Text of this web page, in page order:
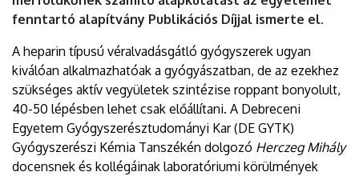
fenntartó alapítvány Publikációs Díjjal ismerte el.
A heparin típusú véralvadásgátló gyógyszerek ugyan
kiválóan alkalmazhatóak a gyógyászatban, de az ezekhez
szükséges aktív vegyületek szintézise roppant bonyolult,
40-50 lépésben lehet csak előállítani. A Debreceni
Egyetem Gyógyszerésztudományi Kar (DE GYTK)
Gyógyszerészi Kémia Tanszékén dolgozó Herczeg Mihály
docensnek és kollégáinak laboratóriumi körülmények